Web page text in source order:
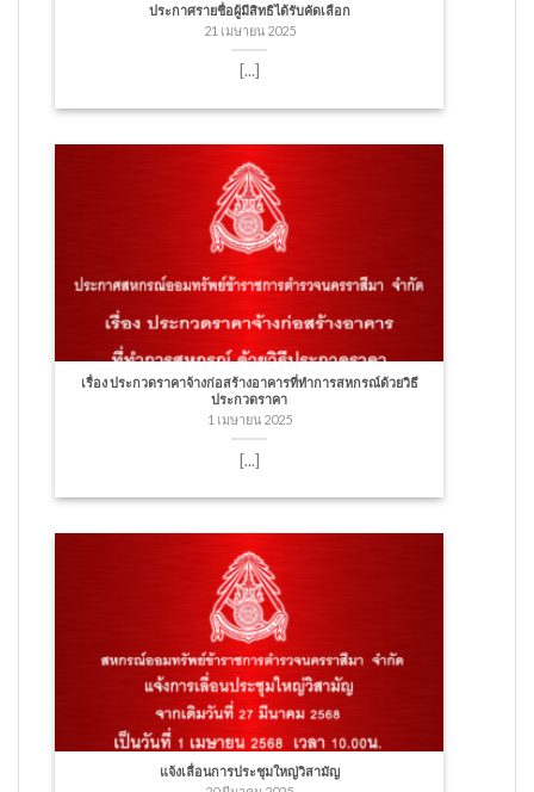
ประกาศรายชื่อผู้มีสิทธิได้รับคัดเลือก
21 เมษายน 2025
[...]
เรื่อง ประกวดราคาจ้างก่อสร้างอาคารที่ทำการสหกรณ์ด้วยวิธี
ประกวดราคา
1 เมษายน 2025
[...]
แจ้งเลื่อนการประชุมใหญ่วิสามัญ